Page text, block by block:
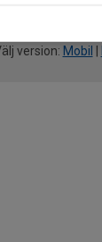
version: Mobil